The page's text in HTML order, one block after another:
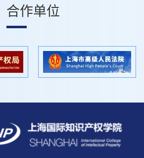
领域具有重要地位。
合作单位